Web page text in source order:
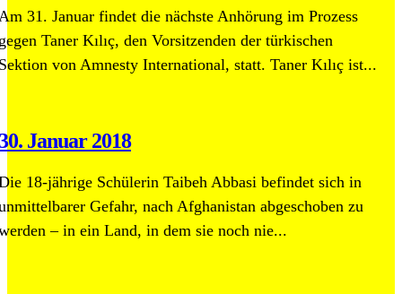
31. Januar findet die nächste Anhörung im Prozess
Taner Kılıç, den Vorsitzenden der türkischen
von Amnesty International, statt. Taner Kılıç ist...
Januar 2018
18-jährige Schülerin Taibeh Abbasi befindet sich in
Gefahr, nach Afghanistan abgeschoben zu
– in ein Land, in dem sie noch nie...